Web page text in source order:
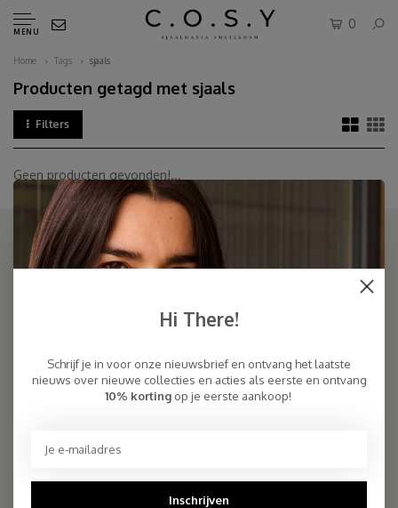
MENU
0
Home Tags sjaals
Producten getagd met sjaals
Filters
Geen producten gevonden!...
SJAALMANIA
kleuren/Luxury basic scarves made of high quality natural yarns
info@sjaalmania.nl
9.5
2.261 reviews
Hi There!
Schrijf je in voor onze nieuwsbrief en ontvang het laatste
nieuws over nieuwe collecties en acties als eerste en ontvang
10% korting op je eerste aankoop!
Inschrijven